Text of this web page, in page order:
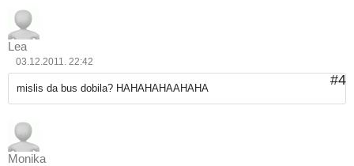
Lea
03.12.2011. 22:42
#4
mislis da bus dobila? HAHAHAHAAHAHA
Monika